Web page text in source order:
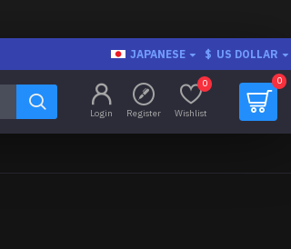
JAPANESE $ US DOLLAR
Login Register Wishlist
0 0